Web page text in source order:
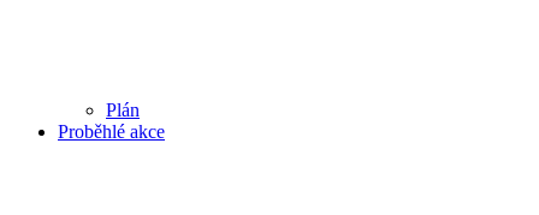
Plán
Proběhlé akce